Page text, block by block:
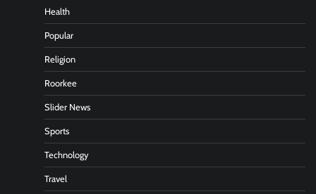
Health
Popular
Religion
Roorkee
Slider News
Sports
Technology
Travel